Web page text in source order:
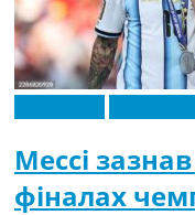
Мессі
фіналах